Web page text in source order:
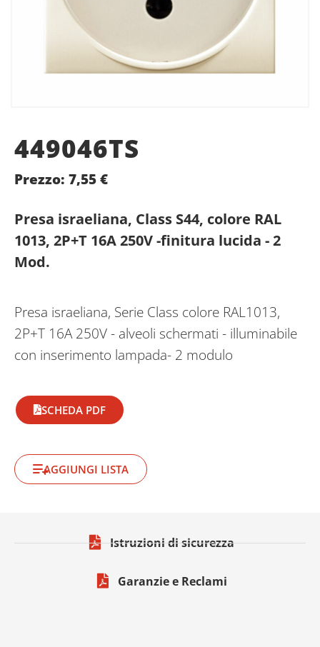
449046TS
Prezzo: 7,55€
Presa israeliana, Class S44, colore RAL
1013, 2P+T 16A 250V -finitura lucida - 2
Mod.
Presa israeliana, Serie Class colore RAL1013,
2P+T 16A 250V - alveoli schermati - illuminabile
con inserimento lampada- 2 modulo
SCHEDA PDF
AGGIUNGI LISTA
Istruzioni di sicurezza
Garanzie e Reclami